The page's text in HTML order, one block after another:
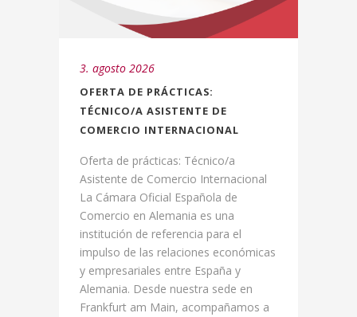
3. agosto 2026
OFERTA DE PRÁCTICAS:
TÉCNICO/A ASISTENTE DE
COMERCIO INTERNACIONAL
Oferta de prácticas: Técnico/a
Asistente de Comercio Internacional
La Cámara Oficial Española de
Comercio en Alemania es una
institución de referencia para el
impulso de las relaciones económicas
y empresariales entre España y
Alemania. Desde nuestra sede en
Frankfurt am Main, acompañamos a